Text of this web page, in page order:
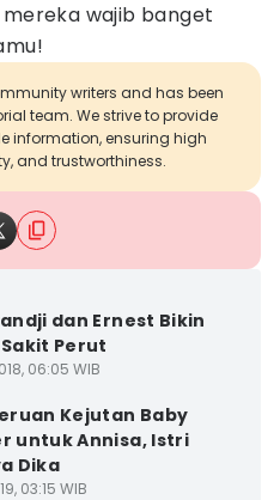
wajib banget
writers and has been
team. We strive to provide
information, ensuring high
and trustworthiness.
dan Ernest Bikin
Perut
06:05 WIB
Kejutan Baby
untuk Annisa, Istri
Dika
03:15 WIB